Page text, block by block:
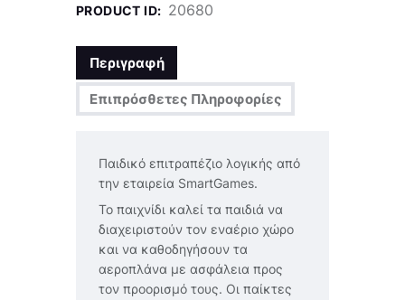
PRODUCT ID: 20680
Περιγραφή
Επιπρόσθετες Πληροφορίες
Παιδικό επιτραπέζιο λογικής από
την εταιρεία SmartGames.
Το παιχνίδι καλεί τα παιδιά να
διαχειριστούν τον εναέριο χώρο
και να καθοδηγήσουν τα
αεροπλάνα με ασφάλεια προς
τον προορισμό τους. Οι παίκτες